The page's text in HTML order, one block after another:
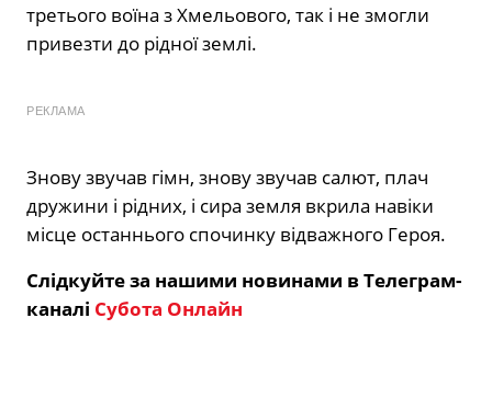
третього воїна з Хмельового, так і не змогли
привезти до рідної землі.
РЕКЛАМА
Знову звучав гімн, знову звучав салют, плач
дружини і рідних, і сира земля вкрила навіки
місце останнього спочинку відважного Героя.
Слідкуйте за нашими новинами в Телеграм-
каналі Субота Онлайн